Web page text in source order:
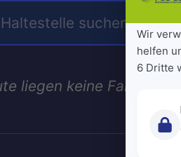
liegen keine Fahrten
Wir
helfen
6 Dritte